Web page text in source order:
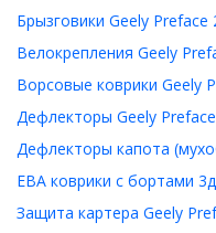
Брызговики Geely Preface
Велокрепления Geely
Ворсовые коврики Geely
Дефлекторы Geely
Дефлекторы капота
ЕВА коврики с бортами
Защита картера Geely